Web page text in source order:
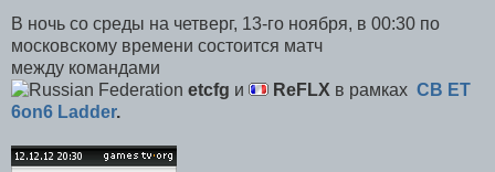
В ночь со среды на четверг, 13-го ноября, в 00:30 по
московскому времени состоится матч
между командами
etcfg и ReFLX в рамках CB ET
6on6 Ladder.